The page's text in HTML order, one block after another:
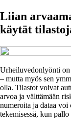
Liian
käytät
Urheiluvedonlyönti on
– mutta myös sen
olla. Tilastot voivat
arvoa ja välttämään
numeroita ja dataa voi
tekemisessä, kun